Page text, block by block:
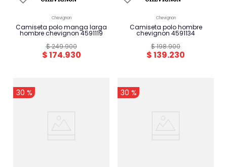
chevignon
camiseta polo manga larga
hombre chevignon 4591119
$249.900
$174.930
chevignon
camiseta polo hombre
chevignon 4591134
$198.900
$139.230
30 % 30 %